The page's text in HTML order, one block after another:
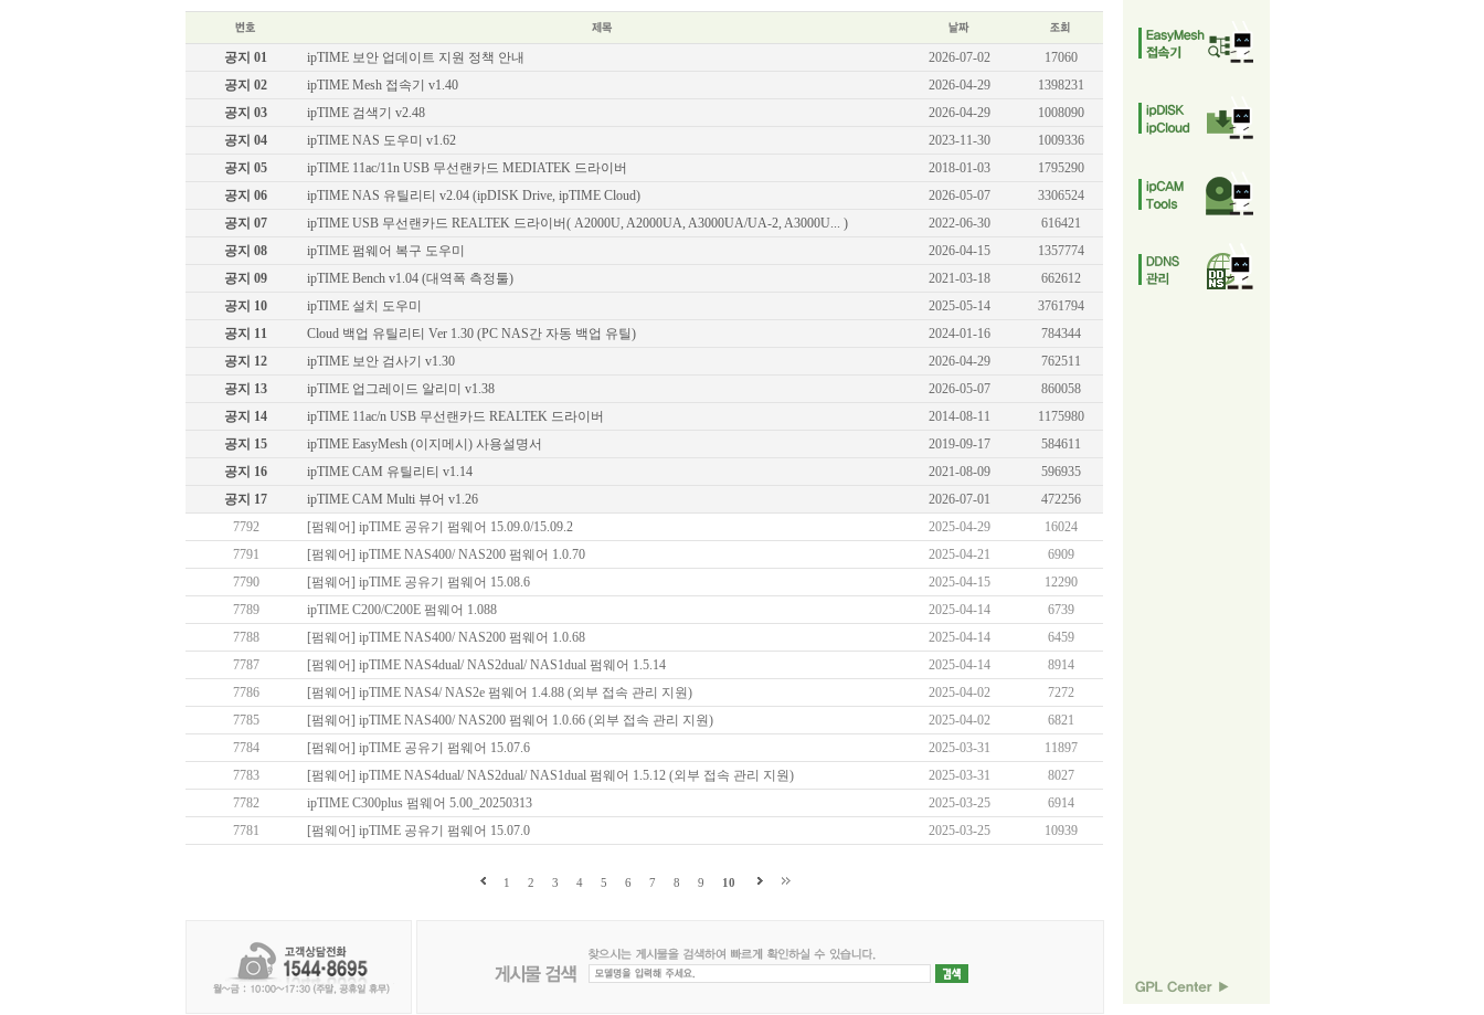
기가비트 허브
공지 01 ipTIME 보안 업데이트 지원 정책 안내 2026-07-02
17060
공지 02
ipTIME Mesh 접속기 v1.40 2026-04-29
1398231
공지 03
ipTIME 검색기 v2.48 2026-04-29
1008090
공지 04
ipTIME NAS 도우미 v1.62 2023-11-30
1009336
공지 05
ipTIME 11ac/11n USB 무선랜카드 MEDIATEK 드라이버 2018-01-03
1795290
공지 06
ipTIME NAS 유틸리티 v2.04 (ipDISK Drive, ipTIME Cloud) 2026-05-07
3306524
공지 07
ipTIME USB 무선랜카드 REALTEK 드라이버( A2000U, A2000UA, A3000UA/UA-2, A3000U... ) 2022-06-30
616421
공지 08
ipTIME 펌웨어 복구 도우미 2026-04-15
1357774
공지 09
ipTIME Bench v1.04 (대역폭 측정툴) 2021-03-18
662612
공지 10
ipTIME 설치 도우미 2025-05-14
3761794
공지 11
Cloud 백업 유틸리티 Ver 1.30 (PC NAS간 자동 백업 유틸) 2024-01-16
784344
공지 12
ipTIME 보안 검사기 v1.30 2026-04-29
762511
공지 13
ipTIME 업그레이드 알리미 v1.38 2026-05-07
860058
공지 14
ipTIME 11ac/n USB 무선랜카드 REALTEK 드라이버 2014-08-11
1175980
공지 15
ipTIME EasyMesh (이지메시) 사용설명서 2019-09-17
584611
공지 16
ipTIME CAM 유틸리티 v1.14 2021-08-09
596935
공지 17
ipTIME CAM Multi 뷰어 v1.26 2026-07-01
472256
7792
[펌웨어] ipTIME 공유기 펌웨어 15.09.0/15.09.2 2025-04-29
16024
7791
[펌웨어] ipTIME NAS400/ NAS200 펌웨어 1.0.70 2025-04-21
6909
7790
[펌웨어] ipTIME 공유기 펌웨어 15.08.6 2025-04-15
12290
7789
ipTIME C200/C200E 펌웨어 1.088 2025-04-14
6739
7788
[펌웨어] ipTIME NAS400/ NAS200 펌웨어 1.0.68 2025-04-14
6459
7787
[펌웨어] ipTIME NAS4dual/ NAS2dual/ NAS1dual 펌웨어 1.5.14 2025-04-14
8914
7786
[펌웨어] ipTIME NAS4/ NAS2e 펌웨어 1.4.88 (외부 접속 관리 지원) 2025-04-02
7272
7785
[펌웨어] ipTIME NAS400/ NAS200 펌웨어 1.0.66 (외부 접속 관리 지원) 2025-04-02
6821
7784
[펌웨어] ipTIME 공유기 펌웨어 15.07.6 2025-03-31
11897
7783
[펌웨어] ipTIME NAS4dual/ NAS2dual/ NAS1dual 펌웨어 1.5.12 (외부 접속 관리 지원) 2025-03-31
8027
7782
ipTIME C300plus 펌웨어 5.00_20250313 2025-03-25
6914
7781
[펌웨어] ipTIME 공유기 펌웨어 15.07.0 2025-03-25 10939
1 2 3 4 5 6 7 8 9 10